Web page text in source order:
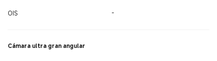
OIS -
Cámara ultra gran angular